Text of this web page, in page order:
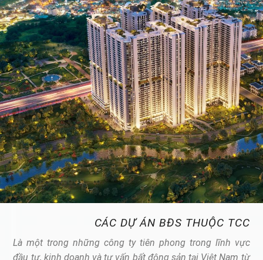
CÁC DỰ ÁN BĐS THUỘC TCC
Là một trong những công ty tiên phong trong lĩnh vực
đầu tư, kinh doanh và tư vấn bất động sản tại Việt Nam từ